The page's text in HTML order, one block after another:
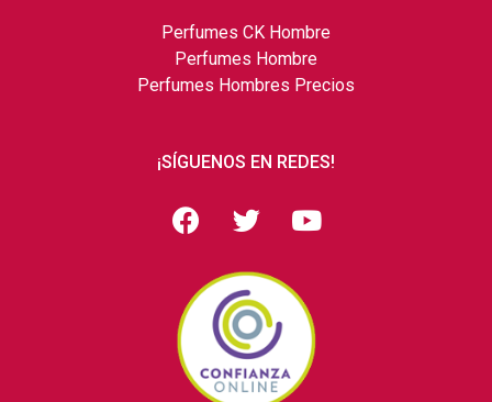
Perfumes CK Hombre
Perfumes Hombre
Perfumes Hombres Precios
¡SÍGUENOS EN REDES!